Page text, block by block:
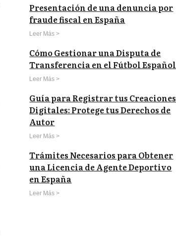
Presentación de una denuncia por
fraude fiscal en España
Leer Más >
Cómo Gestionar una Disputa de
Transferencia en el Fútbol Español
Leer Más >
Guía para Registrar tus Creaciones
Digitales: Protege tus Derechos de
Autor
Leer Más >
Trámites Necesarios para Obtener
una Licencia de Agente Deportivo
en España
Leer Más >